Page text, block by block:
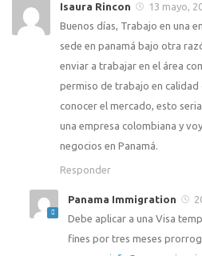
Isaura Rincon
13 mayo,
Buenos días, Trabajo en una
sede en panamá bajo otra
enviar a trabajar en el área
permiso de trabajo en
conocer el mercado, esto
una empresa colombiana y
negocios en Panamá.
Responder
Panama Immigration
Debe aplicar a una Visa
fines por tres meses